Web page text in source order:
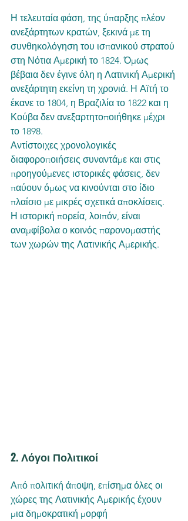
Η τελευταία φάση, της ύπαρξης πλέον
ανεξάρτητων κρατών, ξεκινά με τη
συνθηκολόγηση του ισπανικού στρατού
στη Νότια Αμερική το 1824. Όμως
βέβαια δεν έγινε όλη η Λατινική Αμερική
ανεξάρτητη εκείνη τη χρονιά. Η Αϊτή το
έκανε το 1804, η Βραζιλία το 1822 και η
Κούβα δεν ανεξαρτητοποιήθηκε μέχρι
το 1898.
Αντίστοιχες χρονολογικές
διαφοροποιήσεις συναντάμε και στις
προηγούμενες ιστορικές φάσεις, δεν
παύουν όμως να κινούνται στο ίδιο
πλαίσιο με μικρές σχετικά αποκλίσεις.
Η ιστορική πορεία, λοιπόν, είναι
αναμφίβολα ο κοινός παρονομαστής
των χωρών της Λατινικής Αμερικής.
2. Λόγοι Πολιτικοί
Από πολιτική άποψη, επίσημα όλες οι
χώρες της Λατινικής Αμερικής έχουν
μια δημοκρατική μορφή